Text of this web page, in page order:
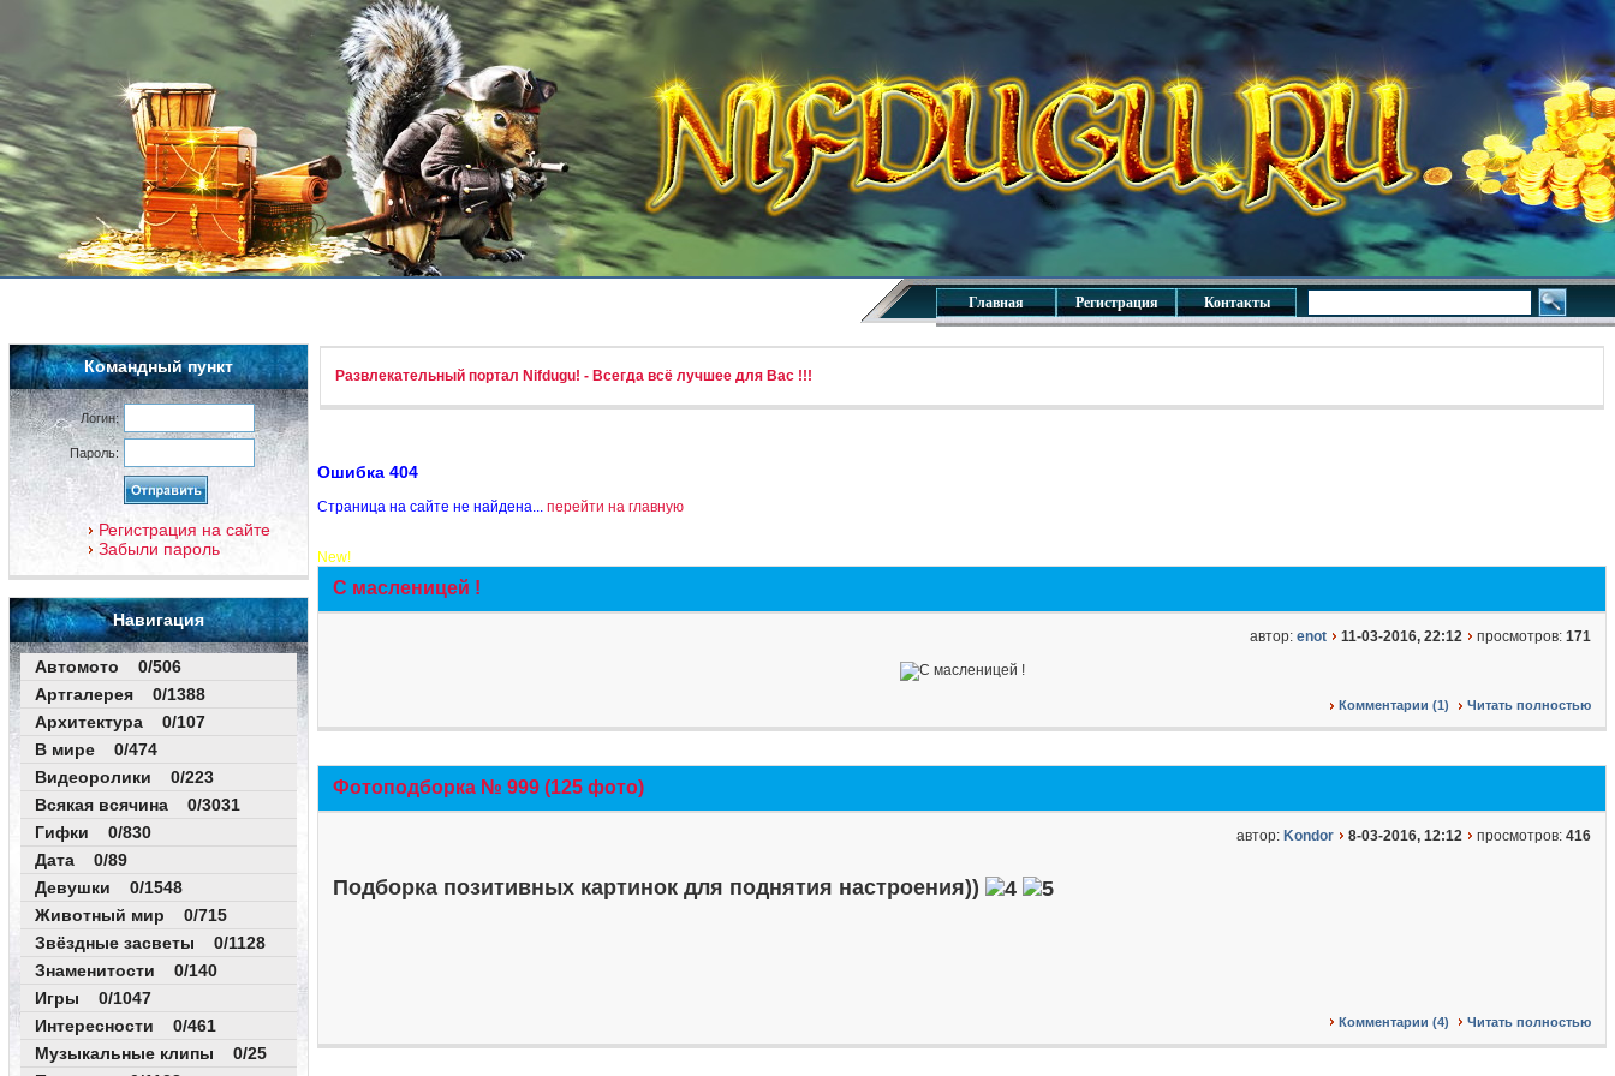
Главная Регистрация Контакты
Командный пункт
Логин:
Пароль:
Регистрация на сайте
Забыли пароль
Навигация
Автомото 0/506
Артгалерея 0/1388
Архитектура 0/107
В мире 0/474
Видеоролики 0/223
Всякая всячина 0/3031
Гифки 0/830
Дата 0/89
Девушки 0/1548
Животный мир 0/715
Звёздные засветы 0/1128
Знаменитости 0/140
Игры 0/1047
Интересности 0/461
Музыкальные клипы 0/25
Развлекательный портал Nifdugu! - Всегда всё лучшее для Вас !!!
Ошибка 404
Страница на сайте не найдена... перейти на главную
New!
С масленицей !
автор: enot 11-03-2016, 22:12 просмотров: 171
Комментарии (1) Читать полностью
Фотоподборка № 999 (125 фото)
автор: Kondor 8-03-2016, 12:12 просмотров: 416
Подборка позитивных картинок для поднятия настроения))
Комментарии (4) Читать полностью